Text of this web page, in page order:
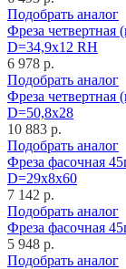
Подобрать аналог
Фреза
D=34,9x12 RH
6 978 р.
Подобрать аналог
Фреза
D=50,8x28
10 883 р.
Подобрать аналог
Фреза фасочная
D=29x8x60
7 142 р.
Подобрать аналог
Фреза фасочная
5 948 р.
Подобрать аналог